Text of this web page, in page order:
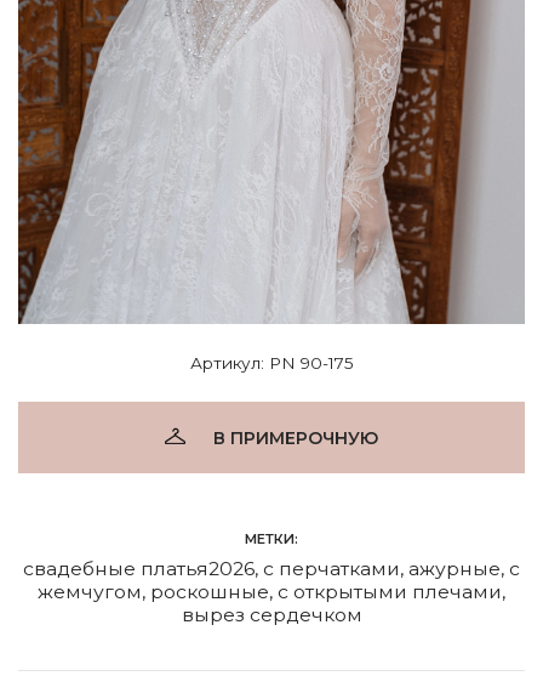
Артикул: PN 90-175
В ПРИМЕРОЧНУЮ
МЕТКИ:
свадебные платья2026, с перчатками, ажурные, с
жемчугом, роскошные, с открытыми плечами,
вырез сердечком